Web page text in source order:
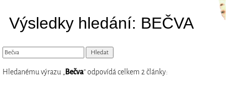
Výsledky hledání: BEČVA
Hledanému výrazu „Bečva“ odpovídá celkem 2 články: